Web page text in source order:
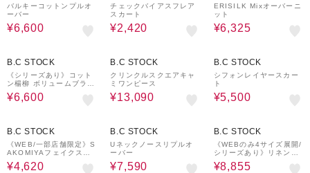
バルキーコットンプルオ
ーバー
¥6,600
チェックバイアスフレア
スカート
¥2,420
ERISILK Mixオーバーニ
ット
¥6,325
B.C STOCK
《シリーズあり》コット
ン楊柳 ボリュームブラウ
ス
¥6,600
B.C STOCK
クリンクルスクエアキャ
ミワンピース
¥13,090
B.C STOCK
シフォンレイヤースカー
ト
¥5,500
B.C STOCK
《WEB/一部店舗限定》S
AKOMIYAフェイクスウ
ェードワンピース
¥4,620
B.C STOCK
Uネックノースリプルオ
ーバー
¥7,590
B.C STOCK
《WEBのみ4サイズ展開/
シリーズあり》リネンmi
xストレッチパンツ
¥8,855